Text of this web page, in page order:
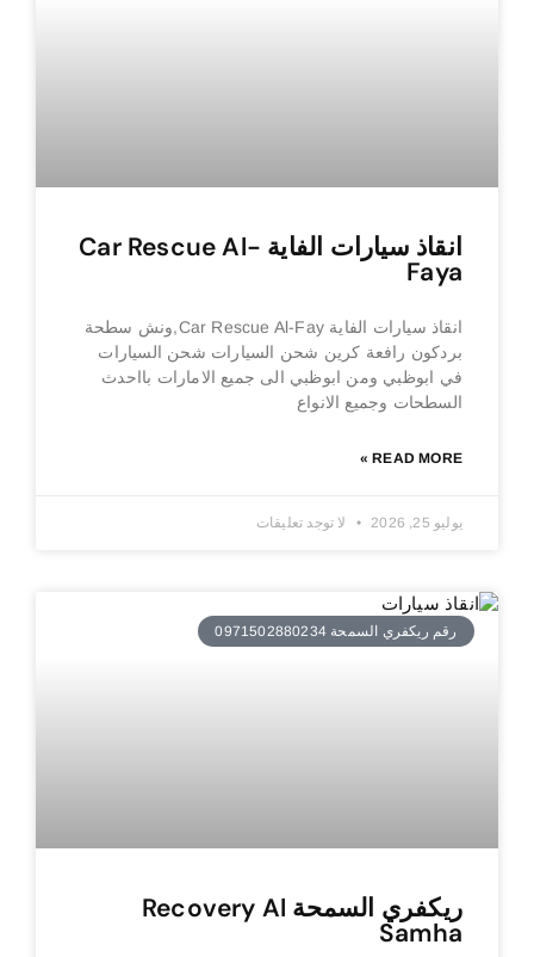
انقاذ سيارات الفاية Car Rescue Al-
Faya
انقاذ سيارات الفاية Car Rescue Al-Fay,ونش سطحة
بردكون رافعة كرين شحن السيارات شحن السيارات
في ابوظبي ومن ابوظبي الى جميع الامارات بااحدث
السطحات وجميع الانواع
READ MORE »
يوليو 25, 2026 لا توجد تعليقات
رقم ريكفري السمحة 0971502880234
ريكفري السمحة Recovery Al
Samha